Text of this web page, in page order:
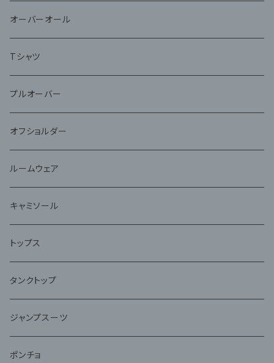
オーバーオール
Tシャツ
プルオーバー
オフショルダー
ルームウェア
キャミソール
トップス
タンクトップ
ジャンプスーツ
ポンチョ